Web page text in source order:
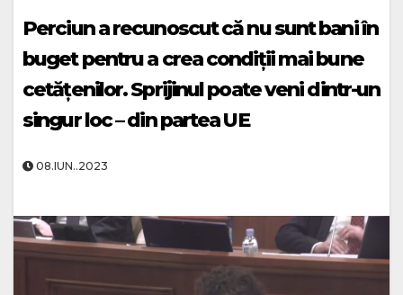
Perciun a recunoscut că nu sunt bani în
buget pentru a crea condiții mai bune
cetățenilor. Sprijinul poate veni dintr-un
singur loc – din partea UE
08.IUN..2023